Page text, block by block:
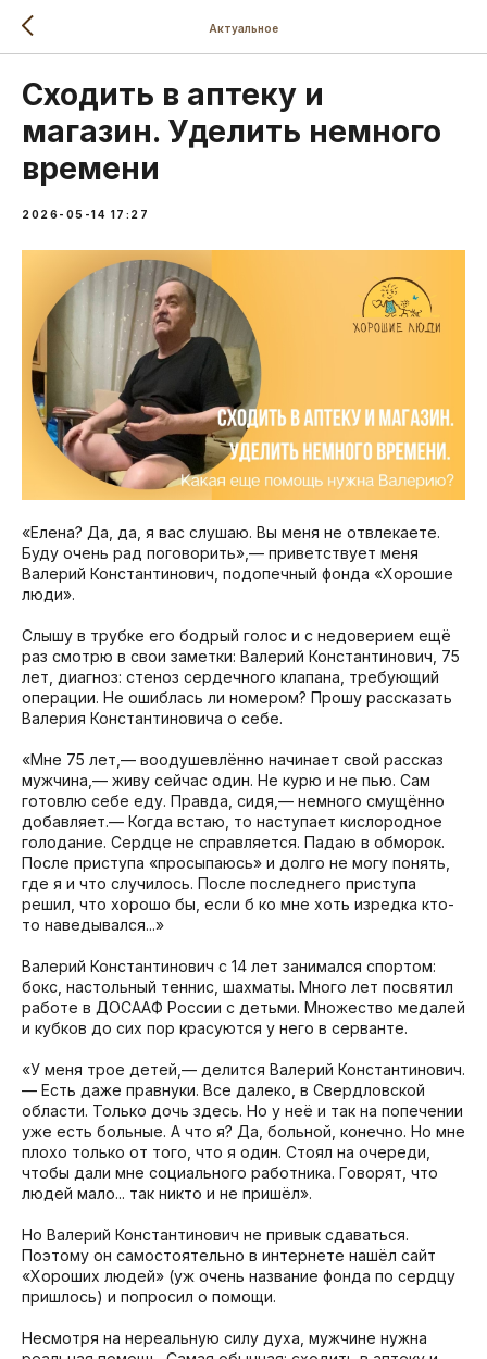
Актуальное
Сходить в аптеку и
магазин. Уделить немного
времени
2026-05-14 17:27
«Елена? Да, да, я вас слушаю. Вы меня не отвлекаете.
Буду очень рад поговорить»,— приветствует меня
Валерий Константинович, подопечный фонда «Хорошие
люди».
Слышу в трубке его бодрый голос и с недоверием ещё
раз смотрю в свои заметки: Валерий Константинович, 75
лет, диагноз: стеноз сердечного клапана, требующий
операции. Не ошиблась ли номером? Прошу рассказать
Валерия Константиновича о себе.
«Мне 75 лет,— воодушевлённо начинает свой рассказ
мужчина,— живу сейчас один. Не курю и не пью. Сам
готовлю себе еду. Правда, сидя,— немного смущённо
добавляет.— Когда встаю, то наступает кислородное
голодание. Сердце не справляется. Падаю в обморок.
После приступа «просыпаюсь» и долго не могу понять,
где я и что случилось. После последнего приступа
решил, что хорошо бы, если б ко мне хоть изредка кто-
то наведывался...»
Валерий Константинович с 14 лет занимался спортом:
бокс, настольный теннис, шахматы. Много лет посвятил
работе в ДОСААФ России с детьми. Множество медалей
и кубков до сих пор красуются у него в серванте.
«У меня трое детей,— делится Валерий Константинович.
— Есть даже правнуки. Все далеко, в Свердловской
области. Только дочь здесь. Но у неё и так на попечении
уже есть больные. А что я? Да, больной, конечно. Но мне
плохо только от того, что я один. Стоял на очереди,
чтобы дали мне социального работника. Говорят, что
людей мало... так никто и не пришёл».
Но Валерий Константинович не привык сдаваться.
Поэтому он самостоятельно в интернете нашёл сайт
«Хороших людей» (уж очень название фонда по сердцу
пришлось) и попросил о помощи.
Несмотря на нереальную силу духа, мужчине нужна